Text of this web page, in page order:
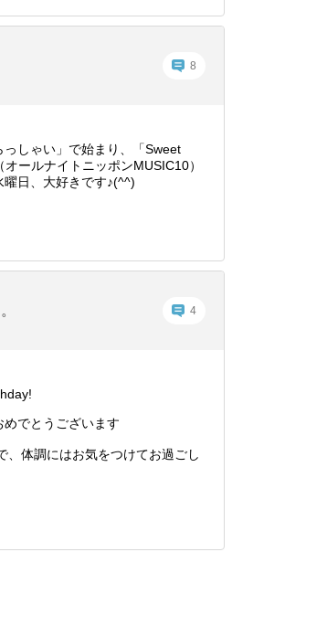
8
っしゃい」で始まり、「Sweet
オールナイトニッポンMUSIC10）
曜日、大好きです♪(^^)
4
めでとうございます
、体調にはお気をつけてお過ごし